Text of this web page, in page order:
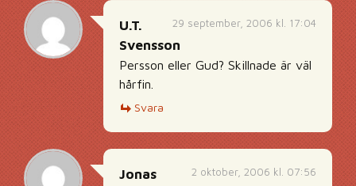
29 september, 2006 kl. 17:04
U.T.
Svensson
Persson eller Gud? Skillnade är väl
hårfin.
Svara
2 oktober, 2006 kl. 07:56
Jonas